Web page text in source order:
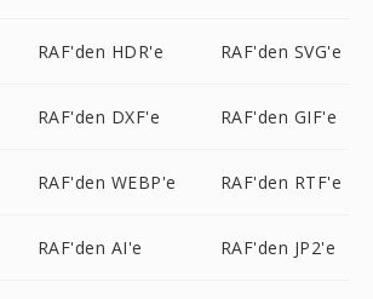
RAF'den HDR'e RAF'den SVG'e
RAF'den DXF'e RAF'den GIF'e
RAF'den WEBP'e RAF'den RTF'e
RAF'den AI'e RAF'den JP2'e